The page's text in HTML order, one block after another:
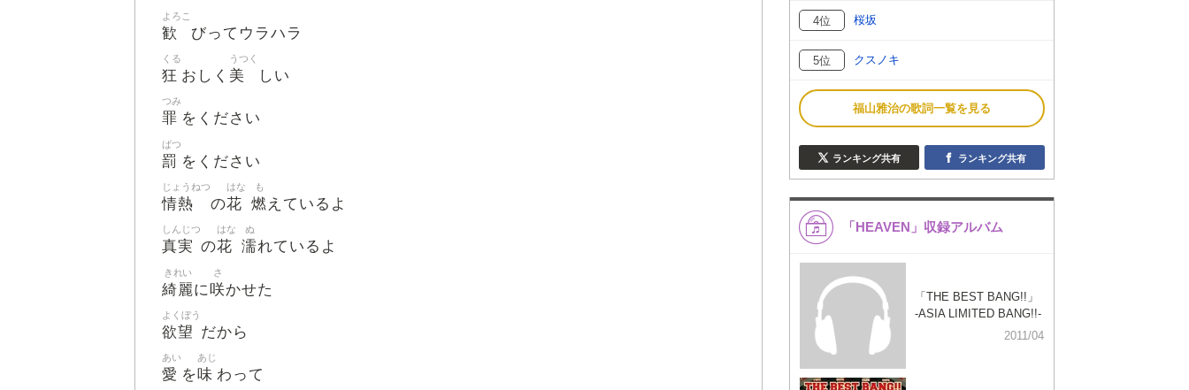
歓
よろこ
びってウラハラ
狂
くる
おしく 美
うつく
しい
罪
つみ
をください
罰
ばつ
をください
情熱
じょうねつ
の花
はな
燃
も
えているよ
真実
しんじつ
の花
はな
濡
ぬ
れているよ
綺麗
きれい
に咲
さ
かせた
欲望
よくぼう
だから
愛
あい
を味
あじ
わって
4位 桜坂
5位 クスノキ
福山雅治の歌詞一覧を見る
ランキング共有 ランキング共有
「HEAVEN」収録アルバム
「THE BEST BANG!!」
-ASIA LIMITED BANG!!-
2011/04